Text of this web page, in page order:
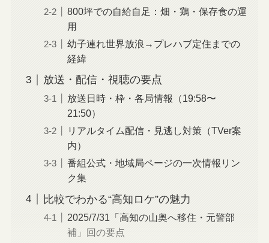
800坪での自給自足：畑・鶏・保存食の運
用
幼子連れ世界放浪→プレハブ定住までの
経緯
放送・配信・視聴の要点
放送日時・枠・各局情報（19:58〜
21:50）
リアルタイム配信・見逃し対策（TVer案
内）
番組公式・地域局ページの一次情報リン
ク集
比較でわかる“高知ロケ”の魅力
2025/7/31「高知の山奥へ移住・元警部
補」回の要点